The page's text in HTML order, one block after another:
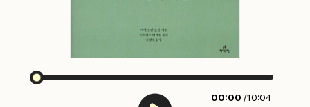
00:00 /10:04